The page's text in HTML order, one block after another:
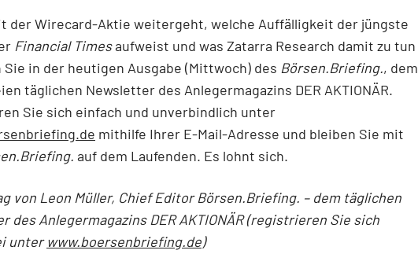
der Wirecard-Aktie weitergeht, welche Auffälligkeit der jüngste
Financial Timesaufweist und was Zatarra Research damit zu tun
Sie in der heutigen Ausgabe (Mittwoch) des Börsen.Briefing., dem
täglichen Newsletter des Anlegermagazins DER AKTIONÄR.
Sie sich einfach und unverbindlich unter
mithilfe Ihrer E-Mail-Adresse und bleiben Sie mit
auf dem Laufenden. Es lohnt sich.
von Leon Müller, Chief Editor Börsen.Briefing. – dem täglichen
des Anlegermagazins DER AKTIONÄR (registrieren Sie sich
unterwww.boersenbriefing.de)